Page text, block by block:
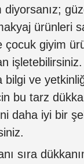
diyorsanız;
ürünleri
çocuk giyim
işletebilirsiniz.
bilgi ve
bu tarz
daha iyi bir
sıra